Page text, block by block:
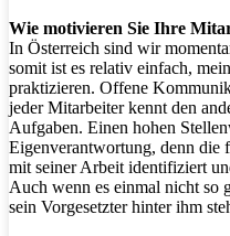
Wie motivieren Sie Ihre
In Österreich sind wir
somit ist es relativ einfach,
praktizieren. Offene
jeder Mitarbeiter kennt den
Aufgaben. Einen hohen
Eigenverantwortung, denn die
mit seiner Arbeit identifiziert
Auch wenn es einmal nicht so
sein Vorgesetzter hinter ihm